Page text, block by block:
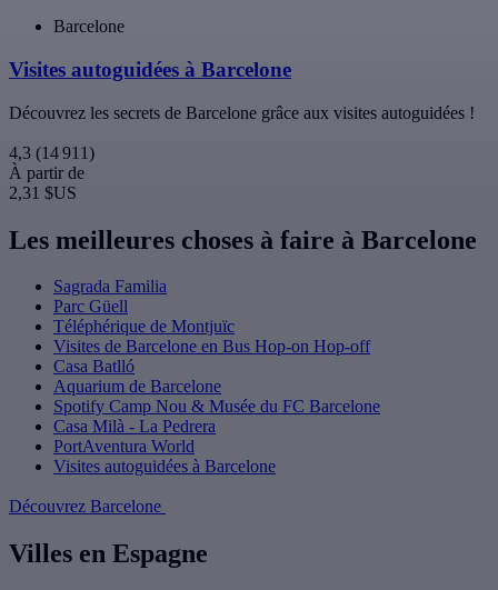
Barcelone
Visites autoguidées à Barcelone
Découvrez les secrets de Barcelone grâce aux visites autoguidées !
4,3 (14 911)
À partir de
2,31 $US
Les meilleures choses à faire à Barcelone
Sagrada Familia
Parc Güell
Téléphérique de Montjuïc
Visites de Barcelone en Bus Hop-on Hop-off
Casa Batlló
Aquarium de Barcelone
Spotify Camp Nou & Musée du FC Barcelone
Casa Milà - La Pedrera
PortAventura World
Visites autoguidées à Barcelone
Découvrez Barcelone
Villes en Espagne